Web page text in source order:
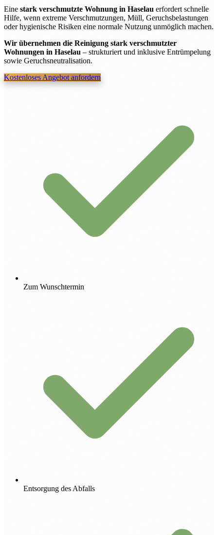
Eine stark verschmutzte Wohnung in Haselau erfordert schnelle
Hilfe, wenn extreme Verschmutzungen, Müll, Geruchsbelastungen
oder hygienische Risiken eine normale Nutzung unmöglich machen.
Wir übernehmen die Reinigung stark verschmutzter
Wohnungen in Haselau– strukturiert und inklusive Entrümpelung
sowie Geruchsneutralisation.
Kostenloses Angebot anfordern
Zum Wunschtermin
Entsorgung des Abfalls